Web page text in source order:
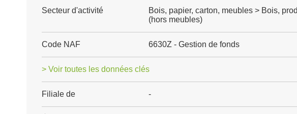
Secteur d'activité
Bois, papier, carton, meubles > Bois,
(hors meubles)
Code NAF 6630Z - Gestion de fonds
> Voir toutes les données clés
Filiale de -